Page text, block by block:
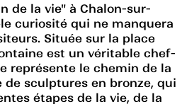
de la vie" à Chalon-sur-
curiosité qui ne manquera
Située sur la place
est un véritable chef-
représente le chemin de la
de sculptures en bronze, qui
étapes de la vie, de la